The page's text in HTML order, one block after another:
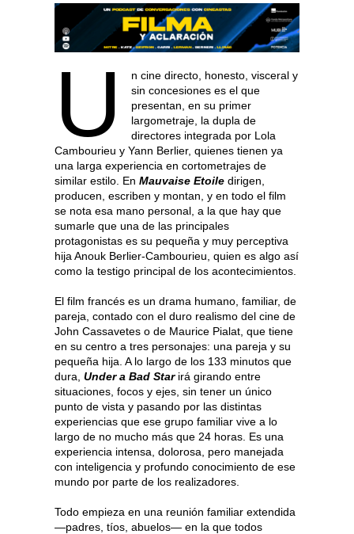
U
n cine directo, honesto, visceral y
sin concesiones es el que
presentan, en su primer
largometraje, la dupla de
directores integrada por Lola
Cambourieu y Yann Berlier, quienes tienen ya
una larga experiencia en cortometrajes de
similar estilo. En Mauvaise Etoile dirigen,
producen, escriben y montan, y en todo el film
se nota esa mano personal, a la que hay que
sumarle que una de las principales
protagonistas es su pequeña y muy perceptiva
hija Anouk Berlier-Cambourieu, quien es algo así
como la testigo principal de los acontecimientos.
El film francés es un drama humano, familiar, de
pareja, contado con el duro realismo del cine de
John Cassavetes o de Maurice Pialat, que tiene
en su centro a tres personajes: una pareja y su
pequeña hija. A lo largo de los 133 minutos que
dura, Under a Bad Starirá girando entre
situaciones, focos y ejes, sin tener un único
punto de vista y pasando por las distintas
experiencias que ese grupo familiar vive a lo
largo de no mucho más que 24 horas. Es una
experiencia intensa, dolorosa, pero manejada
con inteligencia y profundo conocimiento de ese
mundo por parte de los realizadores.
Todo empieza en una reunión familiar extendida
—padres, tíos, abuelos— en la que todos